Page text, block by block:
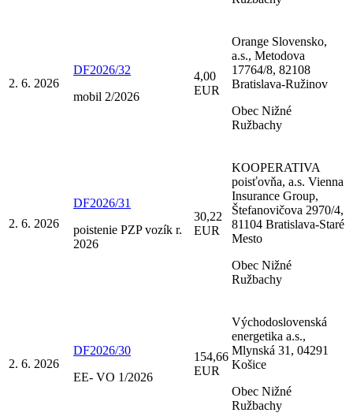
2. 6. 2026
DF2026/32
mobil 2/2026
4,00
EUR
Orange Slovensko,
a.s., Metodova
17764/8, 82108
Bratislava-Ružinov
Obec Nižné
Ružbachy
2. 6. 2026
DF2026/31
poistenie PZP vozík r.
2026
30,22
EUR
KOOPERATIVA
poisťovňa, a.s. Vienna
Insurance Group,
Štefanovičova 2970/4,
81104 Bratislava-Staré
Mesto
Obec Nižné
Ružbachy
2. 6. 2026
DF2026/30
EE- VO 1/2026
154,66
EUR
Východoslovenská
energetika a.s.,
Mlynská 31, 04291
Košice
Obec Nižné
Ružbachy